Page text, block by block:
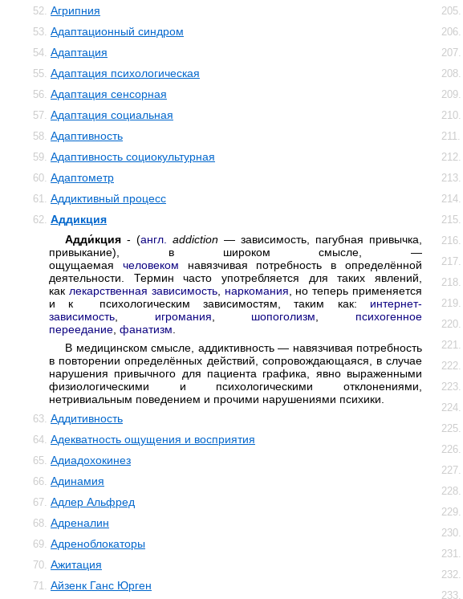
52. Агрипния
53. Адаптационный синдром
54. Адаптация
55. Адаптация психологическая
56. Адаптация сенсорная
57. Адаптация социальная
58. Адаптивность
59. Адаптивность социокультурная
60. Адаптометр
61. Аддиктивный процесс
62. Аддикция
Адди́кция - (англ. addiction — зависимость, пагубная привычка,
привыкание), в широком смысле, —
ощущаемая человеком навязчивая потребность в определённой
деятельности. Термин часто употребляется для таких явлений,
как лекарственная зависимость, наркомания , но теперь применяется
и к психологическим зависимостям, таким как: интернет-
зависимость
игромания шопоголизм
психогенное
переедание фанатизм
В медицинском смысле, аддиктивность — навязчивая потребность
в повторении определённых действий, сопровождающаяся, в случае
нарушения привычного для пациента графика, явно выраженными
физиологическими и психологическими отклонениями,
нетривиальным поведением и прочими нарушениями психики.
63. Аддитивность
64. Адекватность ощущения и восприятия
65. Адиадохокинез
66. Адинамия
67. Адлер Альфред
68. Адреналин
69. Адреноблокаторы
70. Ажитация
71. Айзенк Ганс Юрген
205.
206.
207.
208.
209.
210.
211.
212.
213.
214.
215.
216.
217.
218.
219.
220.
221.
222.
223.
224.
225.
226.
227.
228.
229.
230.
231.
232.
233.